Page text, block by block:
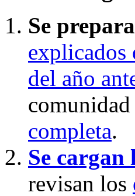
Se
explicados
del año
completa.
Se cargan
revisan los